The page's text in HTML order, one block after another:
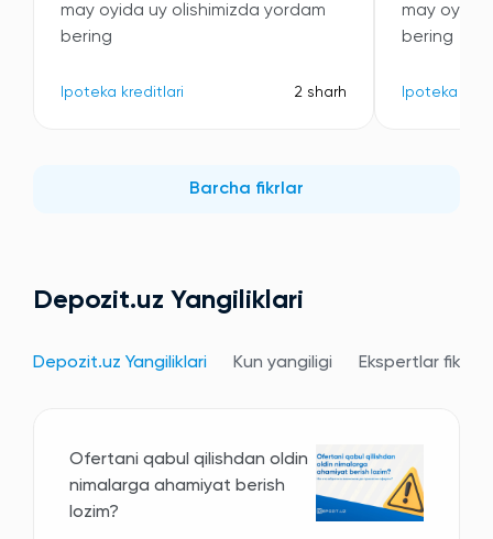
may oyida uy olishimizda yordam
bering
Ipoteka kreditlari 2 sharh
may oyida
bering
Ipoteka
Barcha fikrlar
Depozit.uz Yangiliklari
Depozit.uz Yangiliklari Kun yangiligi Ekspertlar fikri
Ofertani qabul qilishdan oldin
nimalarga ahamiyat berish
lozim?